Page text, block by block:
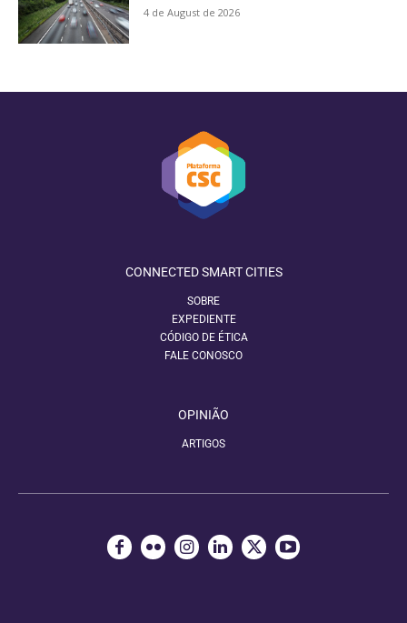
4 de August de 2026
CONNECTED SMART CITIES
SOBRE
EXPEDIENTE
CÓDIGO DE ÉTICA
FALE CONOSCO
OPINIÃO
ARTIGOS